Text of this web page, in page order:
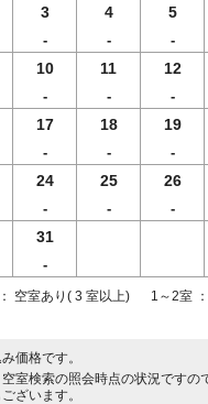
3
-
4
-
5
-
10
-
11
-
12
-
17
-
18
-
19
-
24
-
25
-
26
-
31
-
： 空室あり( 3 室以上) 1～2室
価格です。
室検索の照会時点の状況ですの
ざいます。